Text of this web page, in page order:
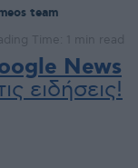
team
Time: 1 min read
News
ειδήσεις!